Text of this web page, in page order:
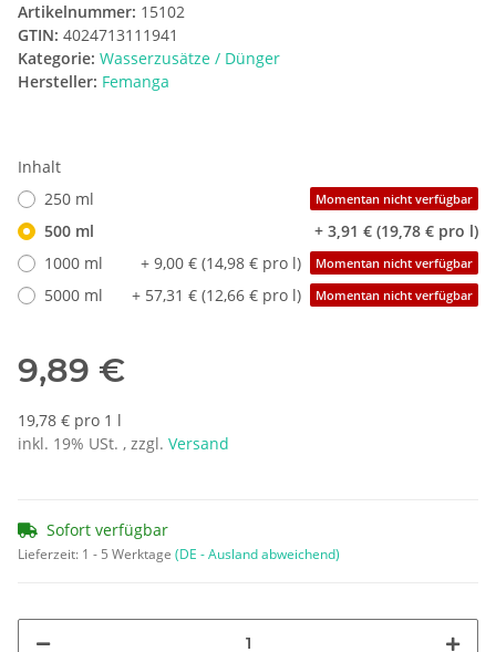
Artikelnummer: 15102
GTIN: 4024713111941
Kategorie: Wasserzusätze / Dünger
Hersteller: Femanga
Inhalt
250 ml
Momentan nicht verfügbar
500 ml
+ 3,91 € (19,78 € pro l)
1000 ml
+ 9,00 € (14,98 € pro l) Momentan nicht verfügbar
5000 ml + 57,31 € (12,66 € pro l) Momentan nicht verfügbar
9,89 €
19,78 € pro 1 l
inkl. 19% USt. , zzgl. Versand
Sofort verfügbar
Lieferzeit: 1 - 5 Werktage (DE - Ausland abweichend)